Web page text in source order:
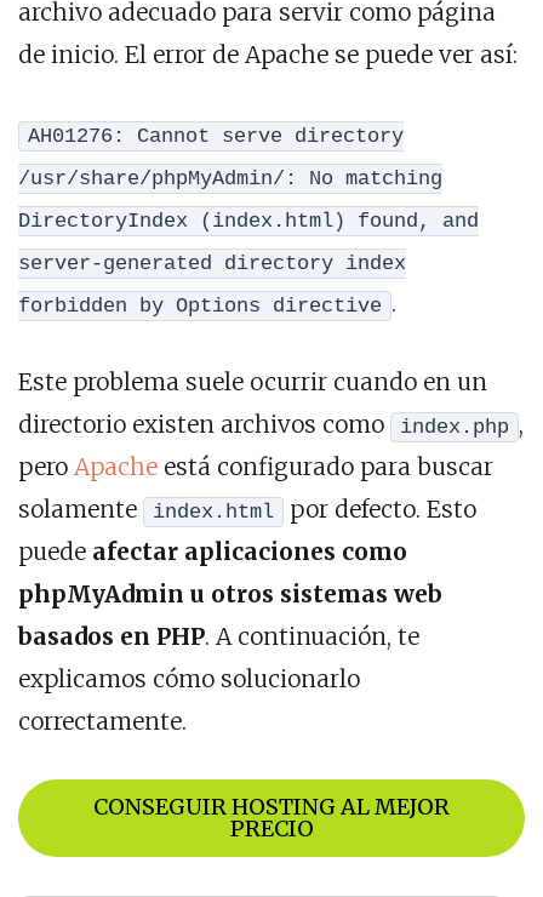
archivo adecuado para servir como página
de inicio. El error de Apache se puede ver así:
AH01276: Cannot serve directory
/usr/share/phpMyAdmin/: No matching
DirectoryIndex (index.html) found, and
server-generated directory index
forbidden by Options directive .
Este problema suele ocurrir cuando en un
directorio existen archivos como
index.php ,
pero Apache está configurado para buscar
solamente
index.html
por defecto. Esto
puede afectar aplicaciones como
phpMyAdmin u otros sistemas web
basados en PHP. A continuación, te
explicamos cómo solucionarlo
correctamente.
CONSEGUIR HOSTING AL MEJOR
PRECIO